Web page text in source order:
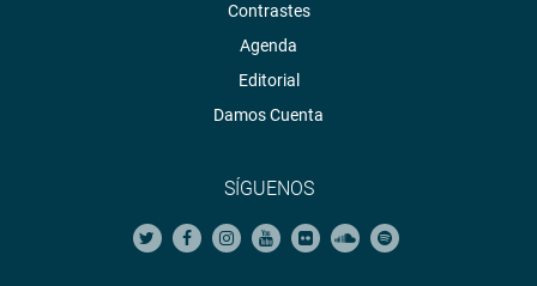
Contrastes
Agenda
Editorial
Damos Cuenta
SÍGUENOS